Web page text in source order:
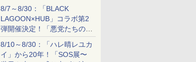
8/7～8/30：「BLACK
LAGOON×HUB」コラボ第2
弾開催決定！「悪党たちの休
日」がテーマに
8/10～8/30：「ハレ晴レユカ
イ」から20年！「SOS展〜